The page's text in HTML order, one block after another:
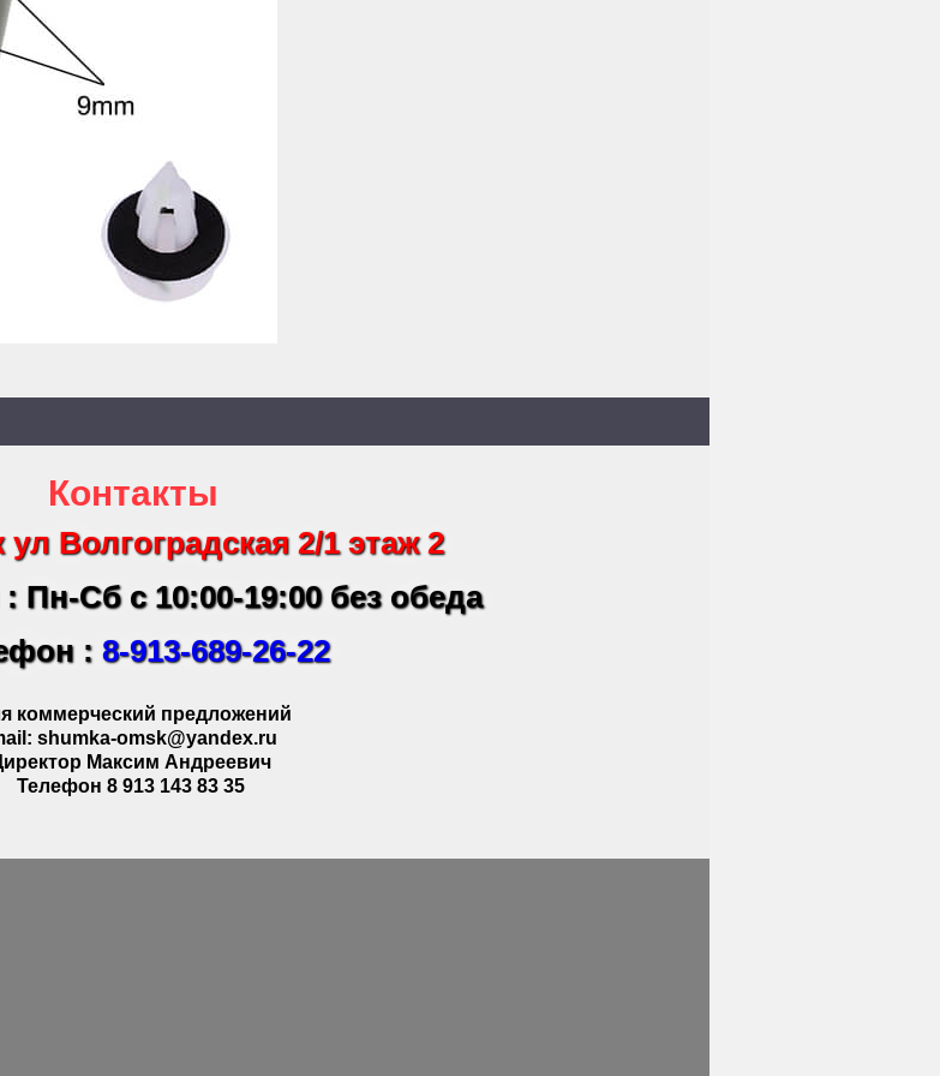
Контакты
Волгоградская 2/1 этаж 2
Пн-Сб с 10:00-19:00 без обеда
: 8-913-689-26-22
коммерческий предложений
shumka-omsk@yandex.ru
Максим Андреевич
Телефон 8 913 143 83 35